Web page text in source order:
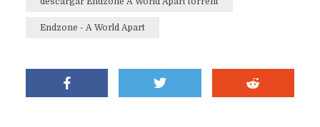
Endzone - A World Apart